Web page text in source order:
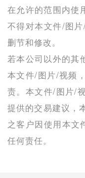
在允许的范围内使
不得对本文件/图片
删节和修改。
若本公司以外的其
本文件/图片/视频
责。本文件/图片/
提供的交易建议，
之客户因使用本文
任何责任。